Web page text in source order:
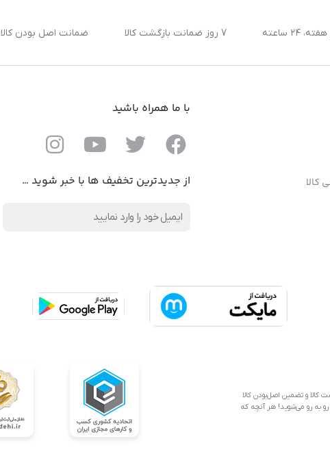
7 روز ضمانت بازگشت کالا ضمانت اصل بودن کالا
کالا
با ما همراه باشید
از جدیدترین تخفیف ها با خبر شوید …
از یک دهه تجربه، با پایبندی به سه اصل، پرداخت در محل، ۷ روز ضمانت بازگشت کالا و تضمین اصل‌بودن کالا
رو به رو می‌شوید! هر آنچه که